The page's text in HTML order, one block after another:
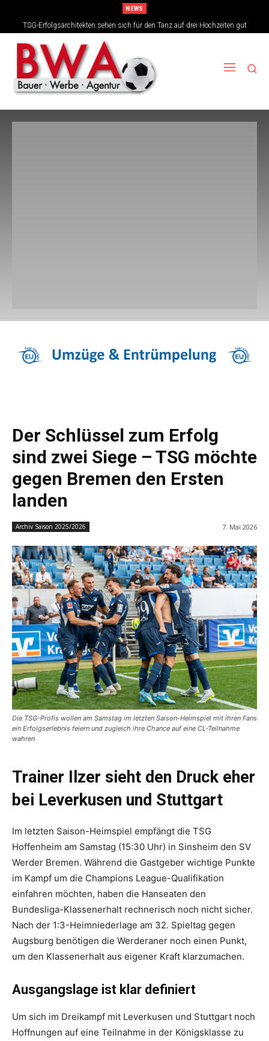
NEWS
TSG-Erfolgsarchitekten sehen sich für den Tanz auf drei Hochzeiten gut
aufgestellt
Der Schlüssel zum Erfolg
sind zwei Siege – TSG möchte
gegen Bremen den Ersten
landen
Archiv Saison 2025/2026 7. Mai 2026
Die TSG-Profis wollen am Samstag im letzten Saison-Heimspiel mit ihren Fans
ein Erfolgserlebnis feiern und zugleich ihre Chance auf eine CL-Teilnahme
wahren
Trainer Ilzer sieht den Druck eher
bei Leverkusen und Stuttgart
Im letzten Saison-Heimspiel empfängt die TSG
Hoffenheim am Samstag (15:30 Uhr) in Sinsheim den SV
Werder Bremen. Während die Gastgeber wichtige Punkte
im Kampf um die Champions League-Qualifikation
einfahren möchten, haben die Hanseaten den
Bundesliga-Klassenerhalt rechnerisch noch nicht sicher.
Nach der 1:3-Heimniederlage am 32. Spieltag gegen
Augsburg benötigen die Werderaner noch einen Punkt,
um den Klassenerhalt aus eigener Kraft klarzumachen.
Ausgangslage ist klar definiert
Um sich im Dreikampf mit Leverkusen und Stuttgart noch
Hoffnungen auf eine Teilnahme in der Königsklasse zu